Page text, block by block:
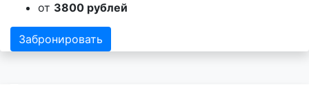
от 3800 рублей
Забронировать